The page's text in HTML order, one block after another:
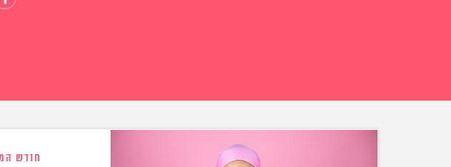
חודש